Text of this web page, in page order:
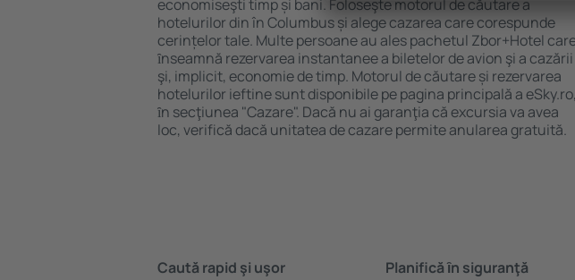
economiseşti timp și bani. Foloseşte motorul de căutare a
hotelurilor din în Columbus și alege cazarea care corespunde
cerințelor tale. Multe persoane au ales pachetul Zbor+Hotel
ȋnseamnă rezervarea instantanee a biletelor de avion şi a cazării
şi, implicit, economie de timp. Motorul de căutare și rezervarea
hotelurilor ieftine sunt disponibile pe pagina principală a eSky.ro,
ȋn secţiunea "Cazare". Dacă nu ai garanţia că excursia va avea
loc, verifică dacă unitatea de cazare permite anularea gratuită.
Caută rapid şi uşor Planifică ȋn siguranţă